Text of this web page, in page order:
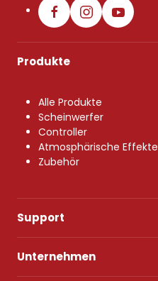
Produkte
Alle Produkte
Scheinwerfer
Controller
Atmosphärische Effekte
Zubehör
Support
Unternehmen